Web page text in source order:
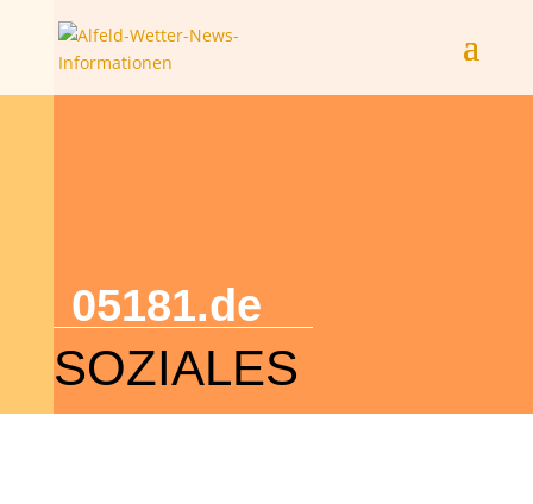
05181.de
SOZIALES